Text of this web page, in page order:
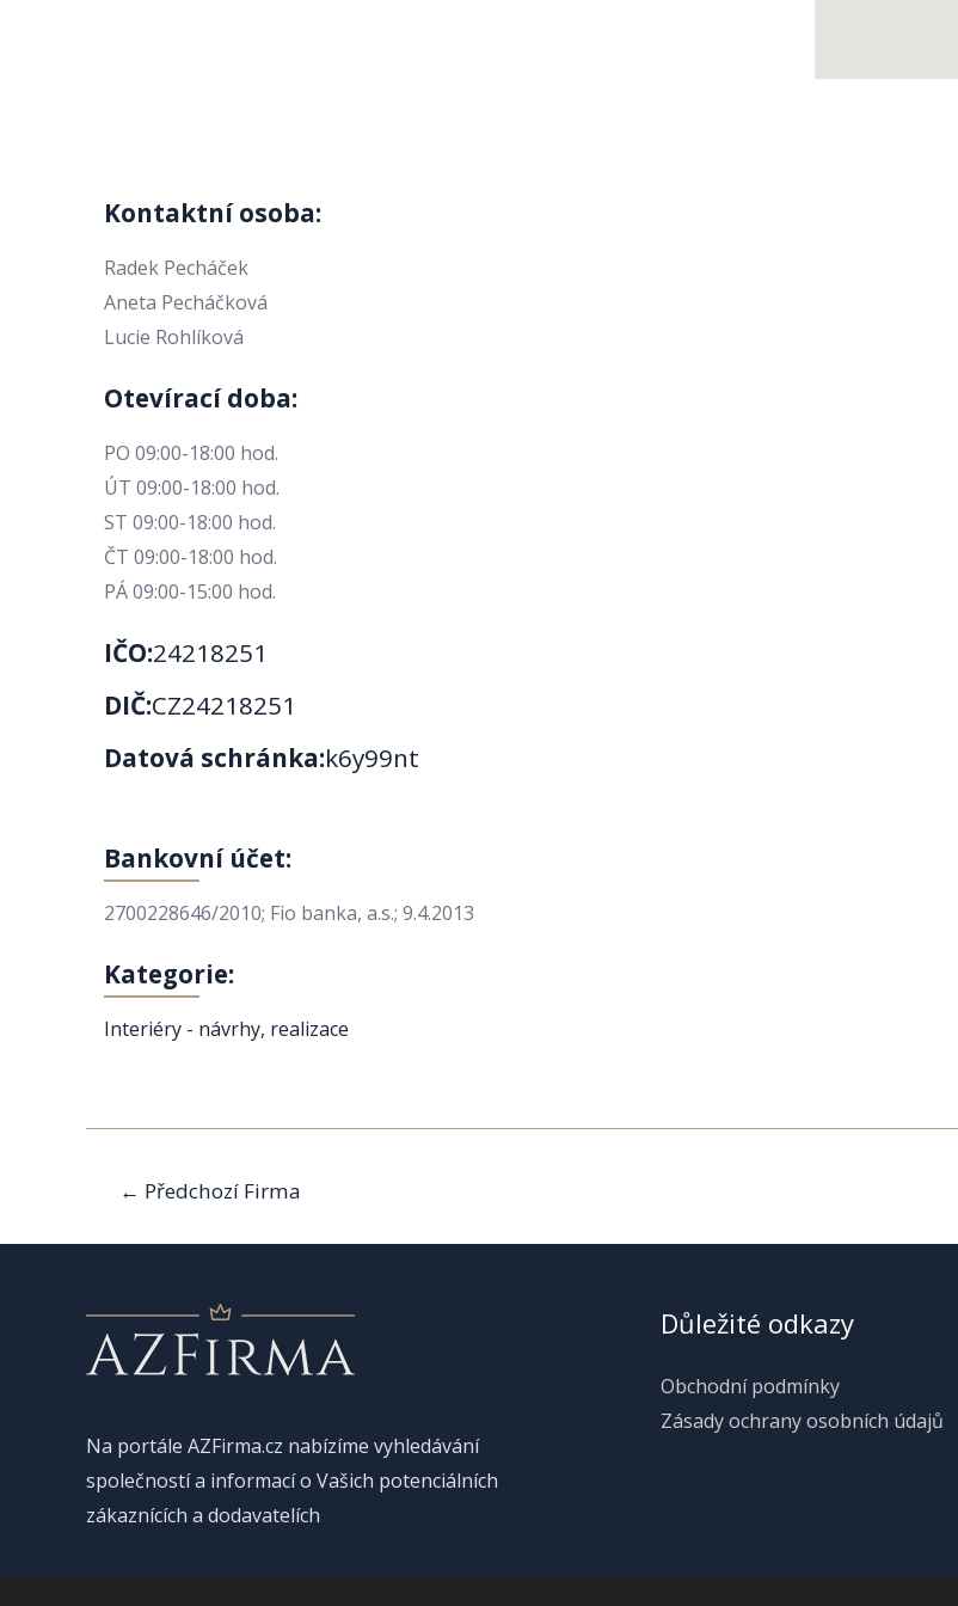
Kontaktní osoba:
Radek Pecháček
Aneta Pecháčková
Lucie Rohlíková
Otevírací doba:
PO 09:00-18:00 hod.
ÚT 09:00-18:00 hod.
ST 09:00-18:00 hod.
ČT 09:00-18:00 hod.
PÁ 09:00-15:00 hod.
IČO:24218251
DIČ:CZ24218251
Datová schránka:k6y99nt
Bankovní účet:
2700228646/2010; Fio banka, a.s.; 9.4.2013
Kategorie:
Interiéry - návrhy, realizace
Navigace
pro
příspěvek
← Předchozí Firma
Na portále AZFirma.cz nabízíme vyhledávání
společností a informací o Vašich potenciálních
zákaznících a dodavatelích
Důležité odkazy
Obchodní podmínky
Zásady ochrany osobních údajů